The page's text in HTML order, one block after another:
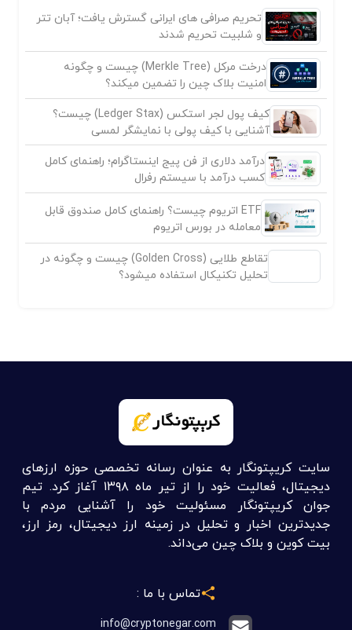
تحریم صرافی های ایرانی گسترش یافت؛ آبان تتر
و شلبیت تحریم شدند
درخت مرکل (Merkle Tree) چیست و چگونه
امنیت بلاک چین را تضمین میکند؟
کیف پول لجر استکس (Ledger Stax) چیست؟
آشنایی با کیف پولی با نمایشگر لمسی
درآمد دلاری از فن پیج اینستاگرام؛ راهنمای کامل
کسب درآمد با سیستم رفرال
ETF اتریوم چیست؟ راهنمای کامل صندوق قابل
معامله در بورس اتریوم
تقاطع طلایی (Golden Cross) چیست و چگونه در
تحلیل تکنیکال استفاده میشود؟
سایت کریپتونگار به عنوان رسانه تخصصی حوزه ارزهای
دیجیتال، فعالیت خود را از تیر ماه ۱۳۹۸ آغاز کرد. تیم
جوان کریپتونگار مسئولیت خود را آشنایی مردم با
جدیدترین اخبار و تحلیل در زمینه ارز دیجیتال، رمز ارز،
بیت کوین و بلاک چین می‌داند.
تماس با ما :
info@cryptonegar.com